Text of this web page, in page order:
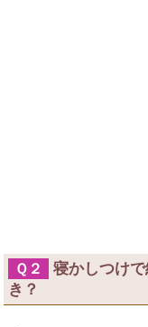
Ｑ２
寝かしつけ
き？